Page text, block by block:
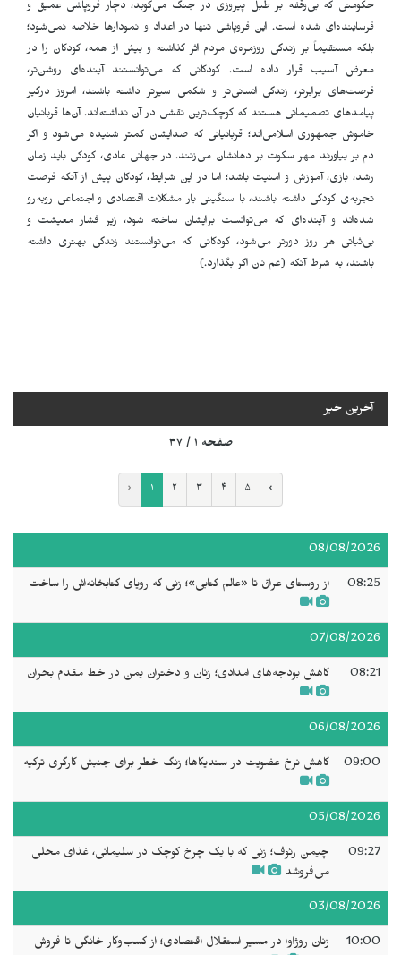
حکومتی‌ که بی‌وقفه بر طبل پیروزی در جنگ می‌کوبد، دچار فروپاشی عمیق و
فرساینده‌ای شده است. این فروپاشی تنها در اعداد و نمودارها خلاصه نمی‌شود؛
بلکه مستقیماً بر زندگی روزمره‌ی مردم اثر گذاشته و بیش از همه، کودکان را در
معرض آسیب قرار داده است. کودکانی که می‌توانستند آینده‌ای روشن‌تر،
فرصت‌های برابرتر، زندگی انسانی‌تر و شکمی سیرتر داشته باشند، امروز درگیر
پیامدهای تصمیماتی هستند که کوچک‌ترین نقشی در آن نداشته‌اند. آن‌ها قربانیان
خاموش جمهوری اسلامی‌اند؛ قربانیانی که صدایشان کمتر شنیده می‌شود و اگر
دم بر بیاورند مهر سکوت بر دهانشان می‌زنند. در جهانی عادی، کودکی باید زمان
رشد، بازی، آموزش و امنیت باشد؛ اما در این شرایط، کودکان پیش از آنکه فرصت
تجربه‌ی کودکی داشته باشند، با سنگینی بار مشکلات اقتصادی و اجتماعی روبه‌رو
شده‌اند و آینده‌ای که می‌توانست برایشان ساخته شود، زیر فشار معیشت و
بی‌ثباتی هر روز دورتر می‌شود، کودکانی که می‌توانستند زندگی بهتری داشته
باشند، به شرط آنکه (غم نان اگر بگذارد.)
آخرین خبر
صفحه ۱ / ۳۷
‹ ۱ ۲ ۳ ۴ ۵ ›
08/08/2026
08:25 از روستای عراق تا «عالم کتابی»؛ زنی که رویای کتابخانه‌اش را ساخت
07/08/2026
08:21 کاهش بودجه‌های امدادی؛ زنان و دختران یمن در خط مقدم بحران
06/08/2026
09:00 کاهش نرخ عضویت در سندیکاها؛ زنگ خطر برای جنبش کارگری ترکیه
05/08/2026
09:27
چیمن رئوف؛ زنی که با یک چرخ کوچک در سلیمانی، غذای محلی
می‌فروشد
03/08/2026
10:00
زنان روژاوا در مسیر استقلال اقتصادی؛ از کسب‌وکار خانگی تا فروش